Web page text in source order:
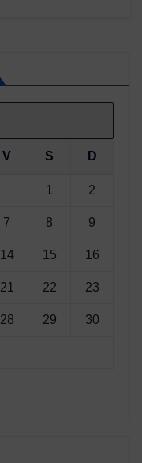
V S D
1 2
7 8 9
14 15 16
21 22 23
28 29 30